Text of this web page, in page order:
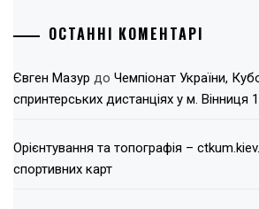
ОСТАННІ КОМЕНТАРІ
Євген Мазур до Чемпіонат України,
спринтерських дистанціях у м. Вінниця
Орієнтування та топографія –
спортивних карт